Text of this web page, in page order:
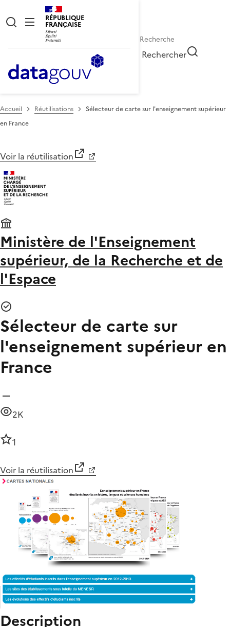
RÉPUBLIQUE
FRANÇAISE
Rechercher
Accueil Réutilisations
Sélecteur de carte sur l'enseignement supérieur
en France
Voir la réutilisation
Ministère de l'Enseignement
supérieur, de la Recherche et de
l'Espace
Sélecteur de carte sur
l'enseignement supérieur en
France
2K
1
Voir la réutilisation
Description